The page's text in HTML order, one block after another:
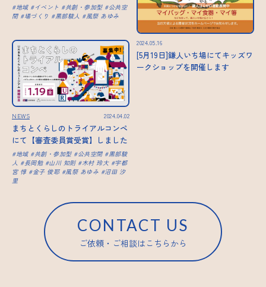
地域 イベント 共創・参加型
公共空
間
場づくり 黒部駿人 風祭 あゆみ
2024.05.16
[5月19日]鎌人いち場にてキッズワ
ークショップを開催します
NEWS 2024.04.02
まちとくらしのトライアルコンペ
にて【審査委員賞受賞】しました
地域 共創・参加型 公共空間
黒部駿
人
長岡勉 山川 知則 木村 玲大
宇都
宮 惇
金子 俊耶 風祭 あゆみ
沼田 汐
里
CONTACT US
ご依頼・ご相談はこちらから